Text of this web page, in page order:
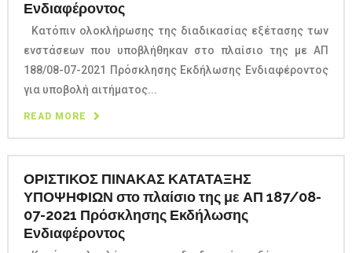
Ενδιαφέροντος
Κατόπιν ολοκλήρωσης της διαδικασίας εξέτασης των
ενστάσεων που υποβλήθηκαν στο πλαίσιο της με ΑΠ
188/08-07-2021 Πρόσκλησης Εκδήλωσης Ενδιαφέροντος
για υποβολή αιτήματος...
READ MORE
ΟΡΙΣΤΙΚΟΣ ΠΙΝΑΚΑΣ ΚΑΤΑΤΑΞΗΣ
ΥΠΟΨΗΦΙΩΝ στο πλαίσιο της με ΑΠ 187/08-
07-2021 Πρόσκλησης Εκδήλωσης
Ενδιαφέροντος